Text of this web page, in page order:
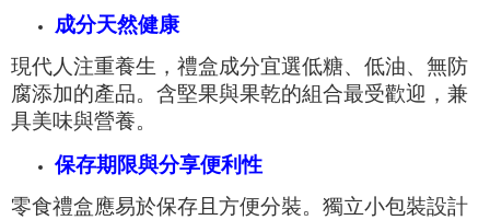
成分天然健康
現代人注重養生，禮盒成分宜選低糖、低油、無防
腐添加的產品。含堅果與果乾的組合最受歡迎，兼
具美味與營養。
保存期限與分享便利性
零食禮盒應易於保存且方便分裝。獨立小包裝設計